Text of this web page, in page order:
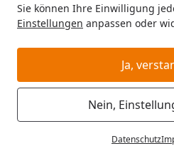
Sie können Ihre Einwilligung
Einstellungen anpassen oder
Ja,
Nein,
Datenschutz
Sortiment umfasst Tierbedarf,
unterschiedliche Bedürfnisse.
Ihre Artikelübersicht
Kategorien